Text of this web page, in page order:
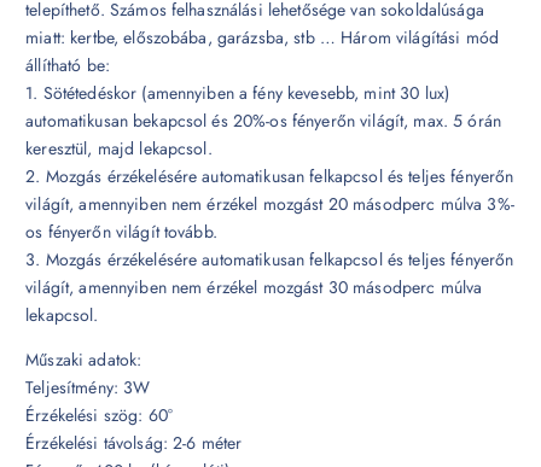
telepíthető. Számos felhasználási lehetősége van sokoldalúsága
miatt: kertbe, előszobába, garázsba, stb … Három világítási mód
állítható be:
1. Sötétedéskor (amennyiben a fény kevesebb, mint 30 lux)
automatikusan bekapcsol és 20%-os fényerőn világít, max. 5 órán
keresztül, majd lekapcsol.
2. Mozgás érzékelésére automatikusan felkapcsol és teljes fényerőn
világít, amennyiben nem érzékel mozgást 20 másodperc múlva 3%-
os fényerőn világít tovább.
3. Mozgás érzékelésére automatikusan felkapcsol és teljes fényerőn
világít, amennyiben nem érzékel mozgást 30 másodperc múlva
lekapcsol.
Műszaki adatok:
Teljesítmény: 3W
Érzékelési szög: 60°
Érzékelési távolság: 2-6 méter